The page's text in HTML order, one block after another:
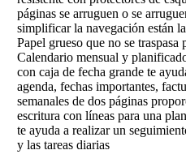
páginas se arruguen o se
simplificar la navegación están
Papel grueso que no se
Calendario mensual y
con caja de fecha grande te
agenda, fechas importantes,
semanales de dos páginas
escritura con líneas para una
te ayuda a realizar un
y las tareas diarias